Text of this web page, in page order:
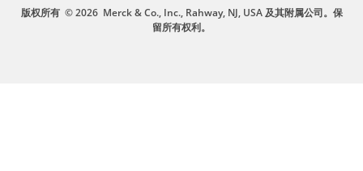
版权所有 © 2026 Merck & Co., Inc., Rahway, NJ, USA 及其附属公司。保
留所有权利。